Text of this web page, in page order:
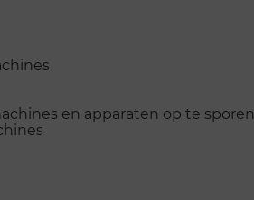
en apparaten op te sporen